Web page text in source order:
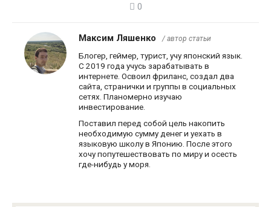
0
Максим Ляшенко / автор статьи
Блогер, геймер, турист, учу японский язык.
С 2019 года учусь зарабатывать в
интернете. Освоил фриланс, создал два
сайта, странички и группы в социальных
сетях. Планомерно изучаю
инвестирование.
Поставил перед собой цель накопить
необходимую сумму денег и уехать в
языковую школу в Японию. После этого
хочу попутешествовать по миру и осесть
где-нибудь у моря.